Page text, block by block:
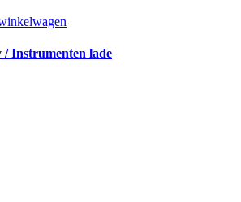
/ Instrumenten lade